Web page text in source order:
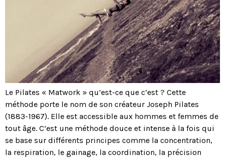
Le Pilates « Matwork » qu’est-ce que c’est ? Cette
méthode porte le nom de son créateur Joseph Pilates
(1883-1967). Elle est accessible aux hommes et femmes de
tout âge. C’est une méthode douce et intense à la fois qui
se base sur différents principes comme la concentration,
la respiration, le gainage, la coordination, la précision